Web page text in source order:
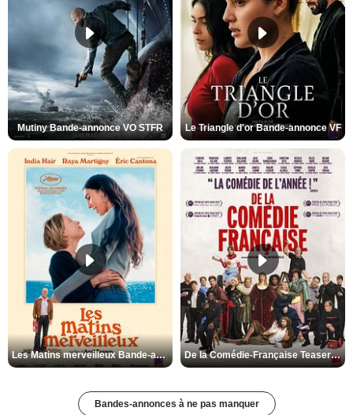
Mutiny Bande-annonce VO STFR Le Triangle d'or Bande-annonce VF
Les Matins merveilleux Bande-annonce VF De la Comédie-Française Teaser VF
Bandes-annonces à ne pas manquer